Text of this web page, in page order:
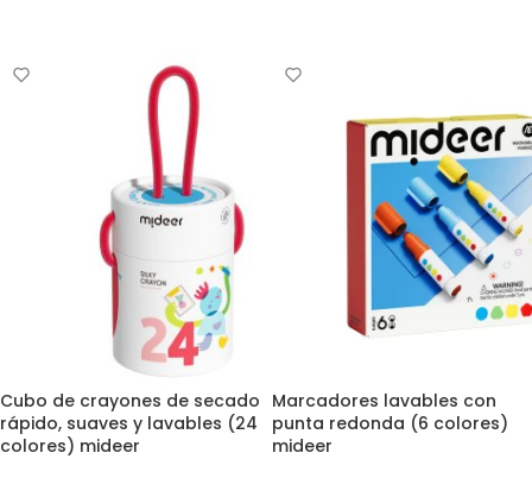
Cubo de crayones de secado
rápido, suaves y lavables (24
colores) mideer
Marcadores lavables con
punta redonda (6 colores)
mideer